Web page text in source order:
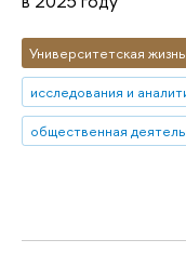
Университетская жизнь
исследования и
общественная